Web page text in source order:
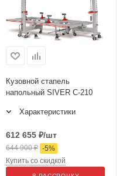
Кузовной стапель
напольный SIVER С-210
Характеристики
612 655 ₽/шт
644 900₽ -5%
Купить со скидкой